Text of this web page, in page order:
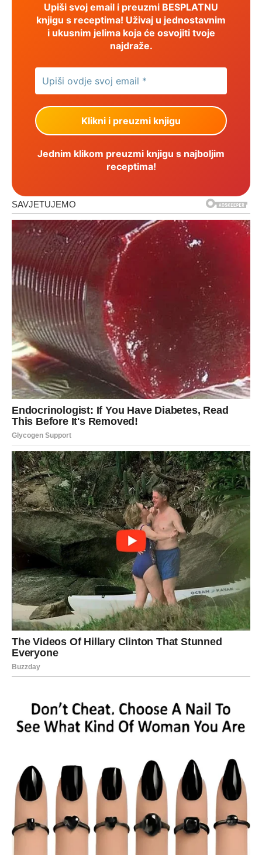
Upiši svoj email i preuzmi BESPLATNU
knjigu s receptima! Uživaj u jednostavnim
i ukusnim jelima koja će osvojiti tvoje
najdraže.
Jednim klikom preuzmi knjigu s najboljim
receptima!